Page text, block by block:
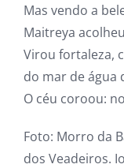
Mas vendo a
Maitreya
Virou fortaleza,
do mar de água
O céu coroou:
Foto: Morro da
dos Veadeiros.